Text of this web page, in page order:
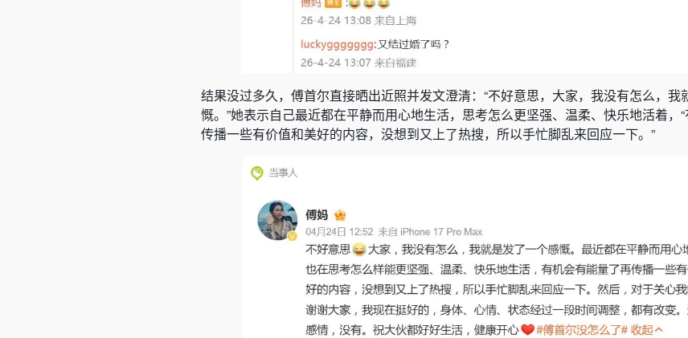
结果没过多久，傅首尔直接晒出近照并发文澄清：“不好意思，大家，我没有怎么，我
慨。”她表示自己最近都在平静而用心地生活，思考怎么更坚强、温柔、快乐地活着，
传播一些有价值和美好的内容，没想到又上了热搜，所以手忙脚乱来回应一下。”